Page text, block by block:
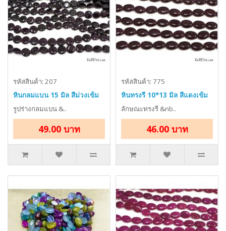
รหัสสินค้า: 207
หินกลมแบน 15 มิล สีม่วงเข้ม
รูปร่างกลมแบน &..
49.00 บาท
รหัสสินค้า: 775
หินทรงรี 10*13 มิล สีแดงเข้ม
ลักษณะทรงรี &nb..
46.00 บาท